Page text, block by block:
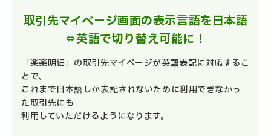
取引先マイページ画面の表示言語を日本語
⇔英語で切り替え可能に！
「楽楽明細」の取引先マイページが英語表記に対応するこ
とで、
これまで日本語しか表記されないために利用できなかっ
た取引先にも
利用していただけるようになります。